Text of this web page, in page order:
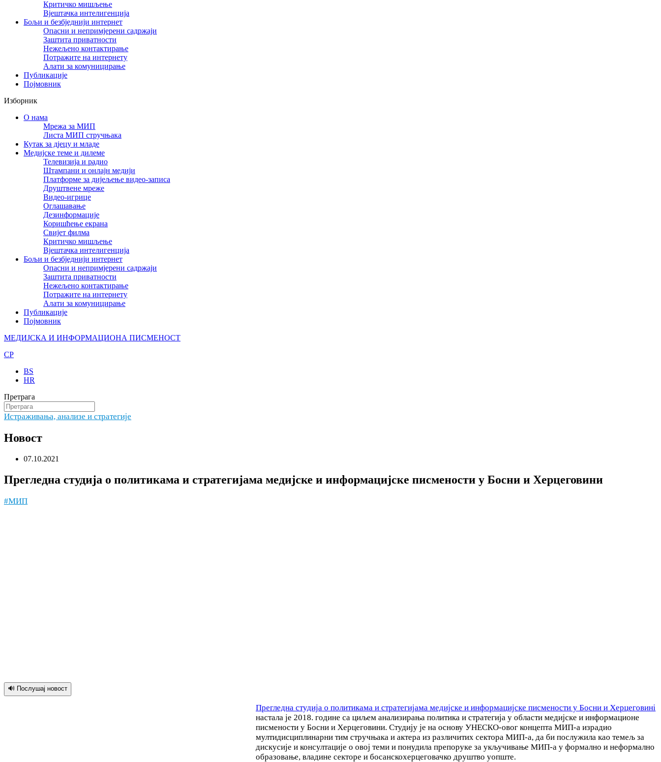
Критичко мишљење
Вјештачка интелигенција
Бољи и безбједнији интернет
Опасни и непримјерени садржаји
Заштита приватности
Нежељено контактирање
Потражите на интернету
Алати за комуницирање
Публикације
Појмовник
Изборник
О нама
Мрежа за МИП
Листа МИП стручњака
Кутак за дјецу и младе
Медијске теме и дилеме
Телевизија и радио
Штампани и онлајн медији
Платформе за дијељење видео-записа
Друштвене мреже
Видео-игрице
Оглашавање
Дезинформације
Коришћење екрана
Свијет филма
Критичко мишљење
Вјештачка интелигенција
Бољи и безбједнији интернет
Опасни и непримјерени садржаји
Заштита приватности
Нежељено контактирање
Потражите на интернету
Алати за комуницирање
Публикације
Појмовник
МЕДИЈСКА И ИНФОРМАЦИОНА ПИСМЕНОСТ
CP
BS
HR
Претрага
Истраживања, анализе и стратегије
Новост
07.10.2021
Прегледна студија о политикама и стратегијама медијске и информацијскe писмености у Босни и Херцеговини
#МИП
🔊 Послушај новост
Прегледна студија о политикама и стратегијама медијске и информацијске писмености у Босни и Херцеговинi
настала је 2018. године са циљем анализирања политика и стратегија у области медијске и информационе
писмености у Босни и Херцеговини. Студију је на основу УНЕСКО-овог концепта МИП-а израдио
мултидисциплинарни тим стручњака и актера из различитих сектора МИП-а, да би послужила као темељ за
дискусије и консултације о овој теми и понудила препоруке за укључивање МИП-а у формално и неформално
образовање, владине секторе и босанскохерцеговачко друштво уопште.